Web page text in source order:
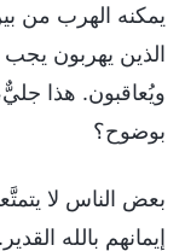
يمكنه الهرب من
الذين يهربون يجب
ويُعاقبون. هذا
بوضوح؟
بعض الناس لا
إيمانهم بالله